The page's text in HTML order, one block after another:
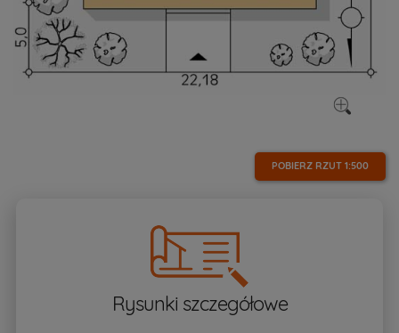
POBIERZ RZUT 1:500
Rysunki szczegółowe